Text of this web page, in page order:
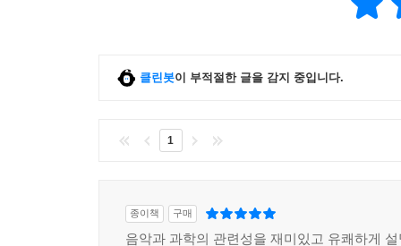
클린봇이 부적절한 글을 감지 중입니다.
1
종이책 구매
음악과 과학의 관련성을 재미있고 유쾌하게